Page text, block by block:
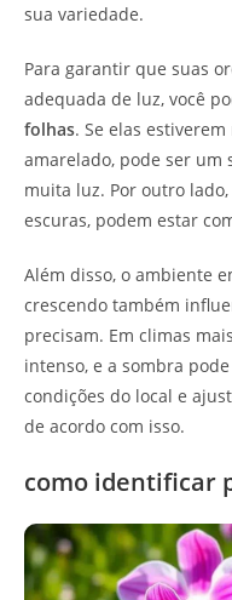
sua variedade.
Para garantir que suas
adequada de luz, você
folhas. Se elas
amarelado, pode ser um
muita luz. Por outro
escuras, podem estar
Além disso, o ambiente
crescendo também
precisam. Em climas
intenso, e a sombra
condições do local e
de acordo com isso.
como identificar